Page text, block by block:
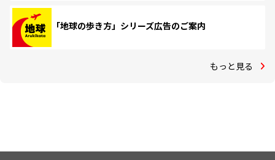
「地球の歩き方」シリーズ広告のご案内
もっと見る